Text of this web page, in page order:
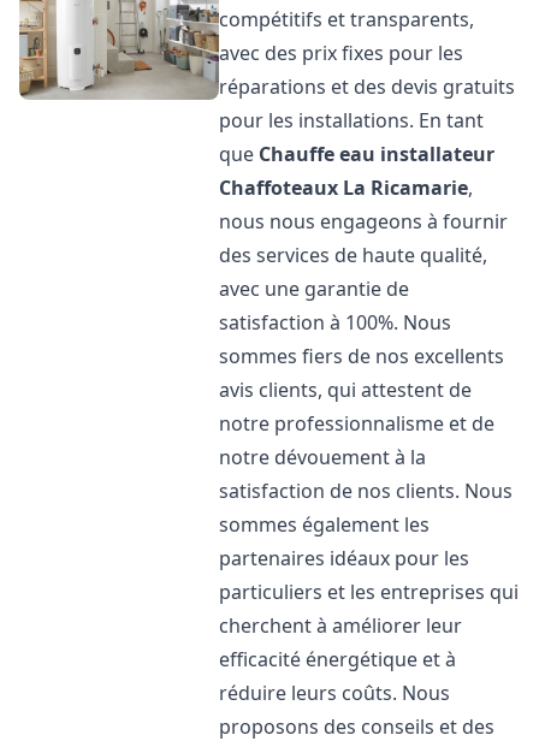
compétitifs et transparents,
avec des prix fixes pour les
réparations et des devis gratuits
pour les installations. En tant
que Chauffe eau installateur
Chaffoteaux La Ricamarie,
nous nous engageons à fournir
des services de haute qualité,
avec une garantie de
satisfaction à 100%. Nous
sommes fiers de nos excellents
avis clients, qui attestent de
notre professionnalisme et de
notre dévouement à la
satisfaction de nos clients. Nous
sommes également les
partenaires idéaux pour les
particuliers et les entreprises qui
cherchent à améliorer leur
efficacité énergétique et à
réduire leurs coûts. Nous
proposons des conseils et des